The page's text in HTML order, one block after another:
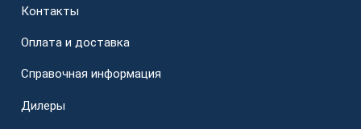
Контакты
Оплата и доставка
Справочная информация
Дилеры